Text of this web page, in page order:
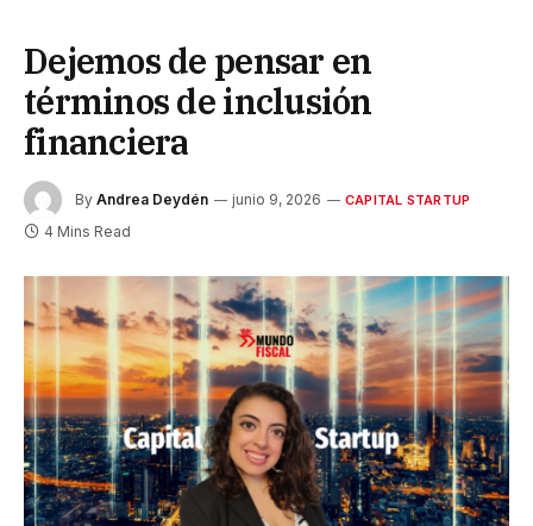
Dejemos de pensar en
términos de inclusión
financiera
By Andrea Deydén junio 9, 2026 CAPITAL STARTUP
4 Mins Read